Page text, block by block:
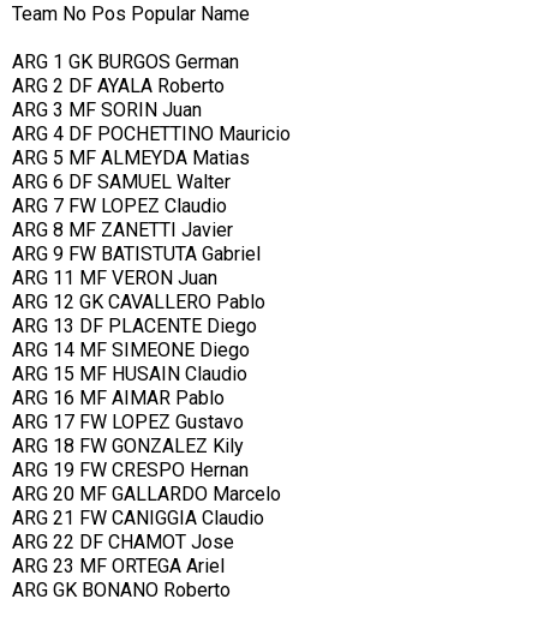
Team No Pos Popular Name
ARG 1 GK BURGOS German
ARG 2 DF AYALA Roberto
ARG 3 MF SORIN Juan
ARG 4 DF POCHETTINO Mauricio
ARG 5 MF ALMEYDA Matias
ARG 6 DF SAMUEL Walter
ARG 7 FW LOPEZ Claudio
ARG 8 MF ZANETTI Javier
ARG 9 FW BATISTUTA Gabriel
ARG 11 MF VERON Juan
ARG 12 GK CAVALLERO Pablo
ARG 13 DF PLACENTE Diego
ARG 14 MF SIMEONE Diego
ARG 15 MF HUSAIN Claudio
ARG 16 MF AIMAR Pablo
ARG 17 FW LOPEZ Gustavo
ARG 18 FW GONZALEZ Kily
ARG 19 FW CRESPO Hernan
ARG 20 MF GALLARDO Marcelo
ARG 21 FW CANIGGIA Claudio
ARG 22 DF CHAMOT Jose
ARG 23 MF ORTEGA Ariel
ARG GK BONANO Roberto